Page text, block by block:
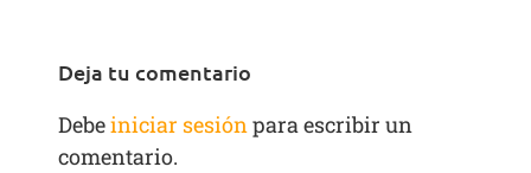
Deja tu comentario
Debeiniciar sesiónpara escribir un
comentario.